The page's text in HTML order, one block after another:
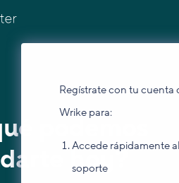
Regístrate con tu cuenta
Wrike para:
Accede rápidamente
soporte
podemos
hoy?